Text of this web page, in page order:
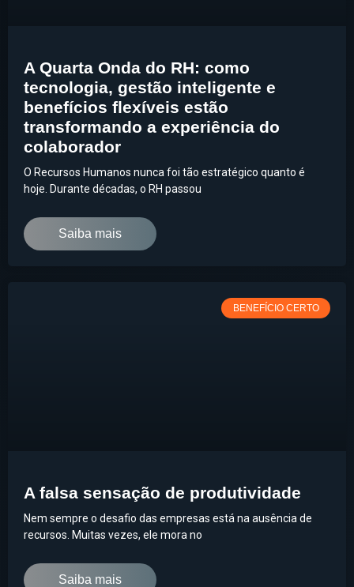
A Quarta Onda do RH: como
tecnologia, gestão inteligente e
benefícios flexíveis estão
transformando a experiência do
colaborador
O Recursos Humanos nunca foi tão estratégico quanto é
hoje. Durante décadas, o RH passou
Saiba mais
BENEFÍCIO CERTO
A falsa sensação de produtividade
Nem sempre o desafio das empresas está na ausência de
recursos. Muitas vezes, ele mora no
Saiba mais